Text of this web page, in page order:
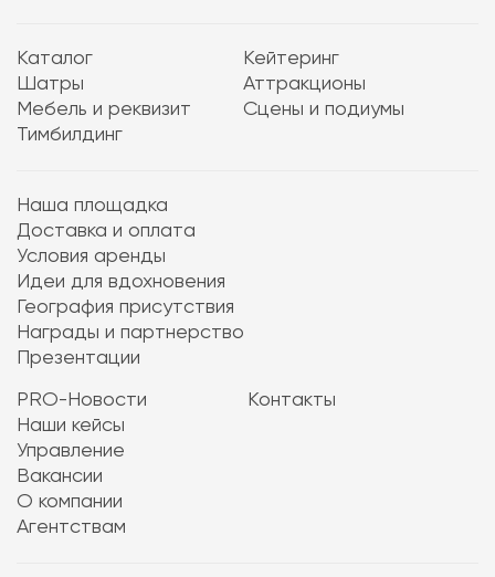
Каталог
Кейтеринг
Шатры
Аттракционы
Мебель и реквизит
Сцены и подиумы
Тимбилдинг
Наша площадка
Доставка и оплата
Условия аренды
Идеи для вдохновения
География присутствия
Награды и партнерство
Презентации
PRO-Новости
Наши кейсы
Управление
Вакансии
О компании
Агентствам
Контакты